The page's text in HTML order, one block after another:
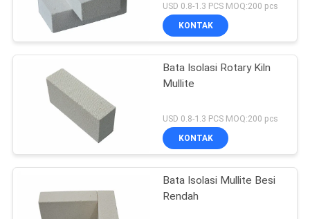
USD 0.8-1.3 PCS MOQ:200 pcs
KONTAK
Bata Isolasi Rotary Kiln
Mullite
USD 0.8-1.3 PCS MOQ:200 pcs
KONTAK
Bata Isolasi Mullite Besi
Rendah